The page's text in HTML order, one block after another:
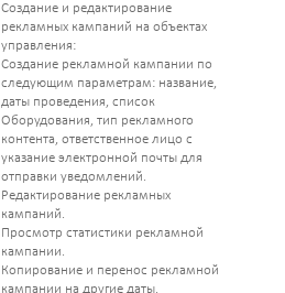
Создание и редактирование
рекламных кампаний на объектах
управления:
Создание рекламной кампании по
следующим параметрам: название,
даты проведения, список
Оборудования, тип рекламного
контента, ответственное лицо с
указание электронной почты для
отправки уведомлений.
Редактирование рекламных
кампаний.
Просмотр статистики рекламной
кампании.
Копирование и перенос рекламной
кампании на другие даты.